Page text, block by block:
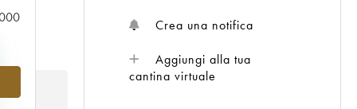
Crea una notifica
Aggiungi alla tua
cantina virtuale